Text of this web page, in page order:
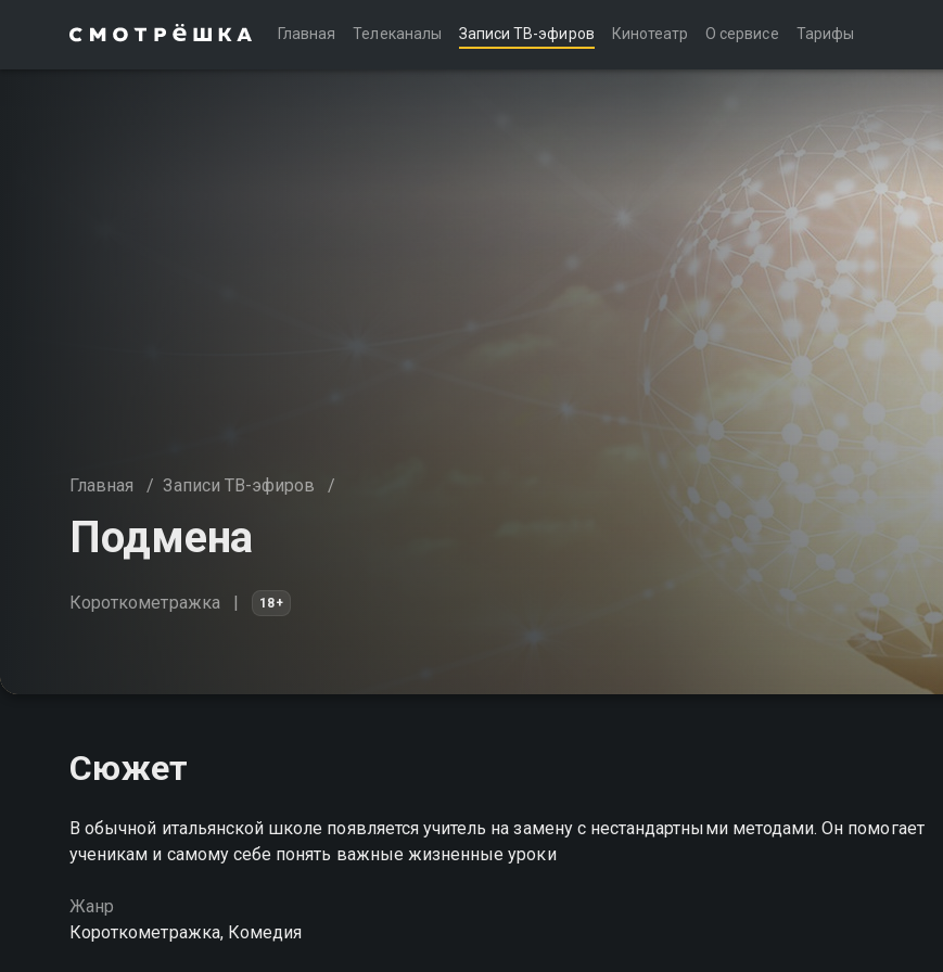
Главная Телеканалы Записи ТВ-эфиров Кинотеатр О сервисе Тарифы
Главная / Записи ТВ-эфиров /
Подмена
Короткометражка 18+
Сюжет
В обычной итальянской школе появляется учитель на замену с нестандартными методами. Он помогает
ученикам и самому себе понять важные жизненные уроки
Жанр
Короткометражка, Комедия